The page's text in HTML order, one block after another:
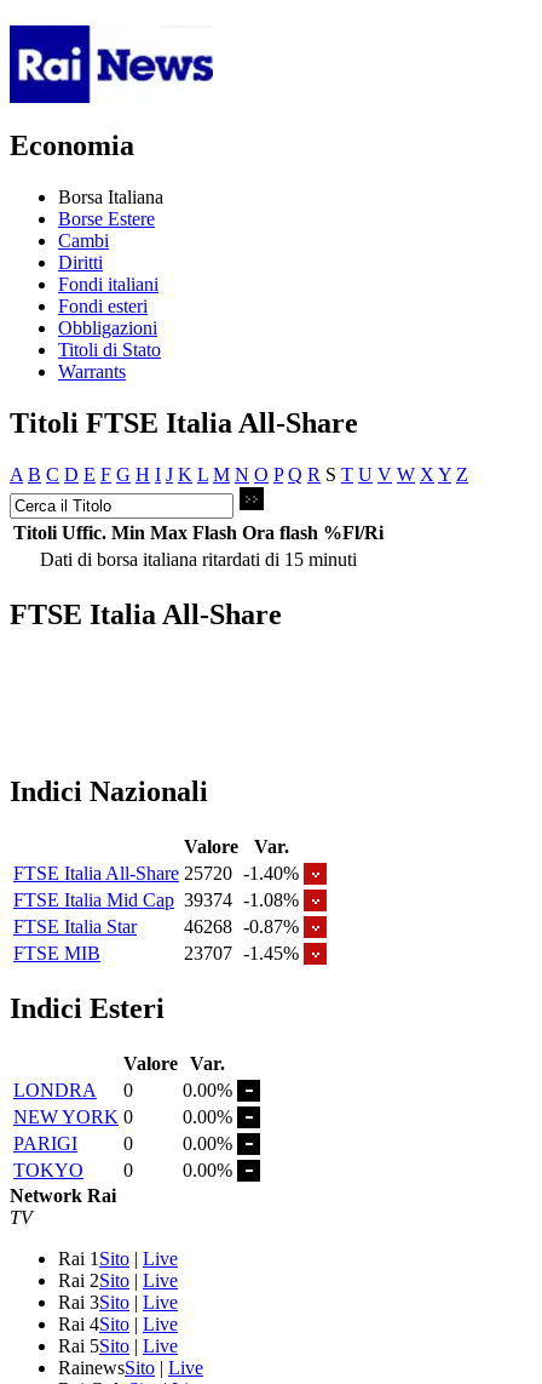
Economia
Borsa Italiana
Borse Estere
Cambi
Diritti
Fondi italiani
Fondi esteri
Obbligazioni
Titoli di Stato
Warrants
Titoli FTSE Italia All-Share
A B C D E F G H I J K L M N O P Q R S T U V W X Y Z
Titoli Uffic. Min Max Flash Ora flash %Fl/Ri
Dati di borsa italiana ritardati di 15 minuti
FTSE Italia All-Share
Indici Nazionali
Valore
Var.
FTSE Italia All-Share 25720 -1.40%
FTSE Italia Mid Cap 39374 -1.08%
FTSE Italia Star
46268 -0.87%
FTSE MIB
23707 -1.45%
Indici Esteri
Valore Var.
LONDRA
0
0.00%
NEW YORK 0
0.00%
PARIGI
0
0.00%
TOKYO
0
0.00%
Network Rai
TV
Rai 1 Sito | Live
Rai 2Sito | Live
Rai 3Sito | Live
Rai 4Sito | Live
Rai 5Sito | Live
RainewsSito | Live